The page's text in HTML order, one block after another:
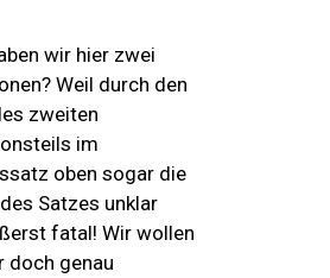
wir hier zwei
Weil durch den
zweiten
im
oben sogar die
Satzes unklar
fatal! Wir wollen
doch genau